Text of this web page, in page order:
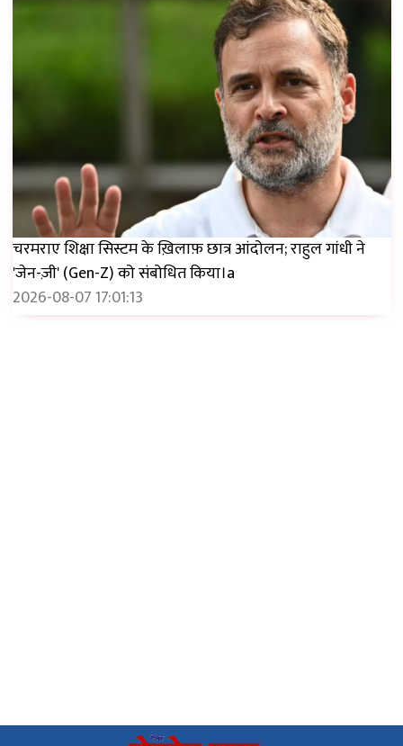
चरमराए शिक्षा सिस्टम के ख़िलाफ़ छात्र आंदोलन; राहुल गांधी ने
'जेन-ज़ी' (Gen-Z) को संबोधित किया।a
2026-08-07 17:01:13